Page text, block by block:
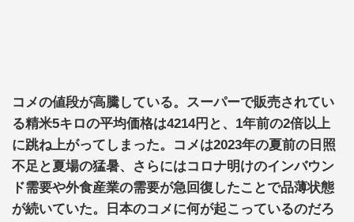
コメの値段が高騰している。スーパーで販売されてい
る精米5キロの平均価格は4214円と、1年前の2倍以上
に跳ね上がってしまった。コメは2023年の夏前の日照
不足と夏場の猛暑、さらにはコロナ明けのインバウン
ド需要や外食産業の需要が急回復したことで品薄状態
が続いていた。日本のコメに何が起こっているのだろ